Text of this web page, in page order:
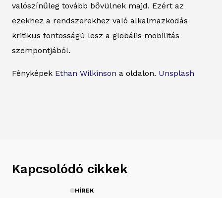
valószínűleg tovább bővülnek majd. Ezért az
ezekhez a rendszerekhez való alkalmazkodás
kritikus fontosságú lesz a globális mobilitás
szempontjából.
Fényképek Ethan Wilkinson a oldalon. Unsplash
Kapcsolódó cikkek
HÍREK